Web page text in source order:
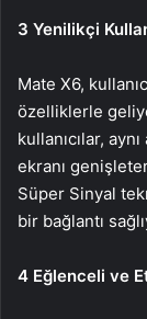
3 Yenilikçi
Mate X6,
özelliklerle
kullanıcılar,
ekranı
Süper Sinyal
bir bağlantı
4 Eğlenceli ve